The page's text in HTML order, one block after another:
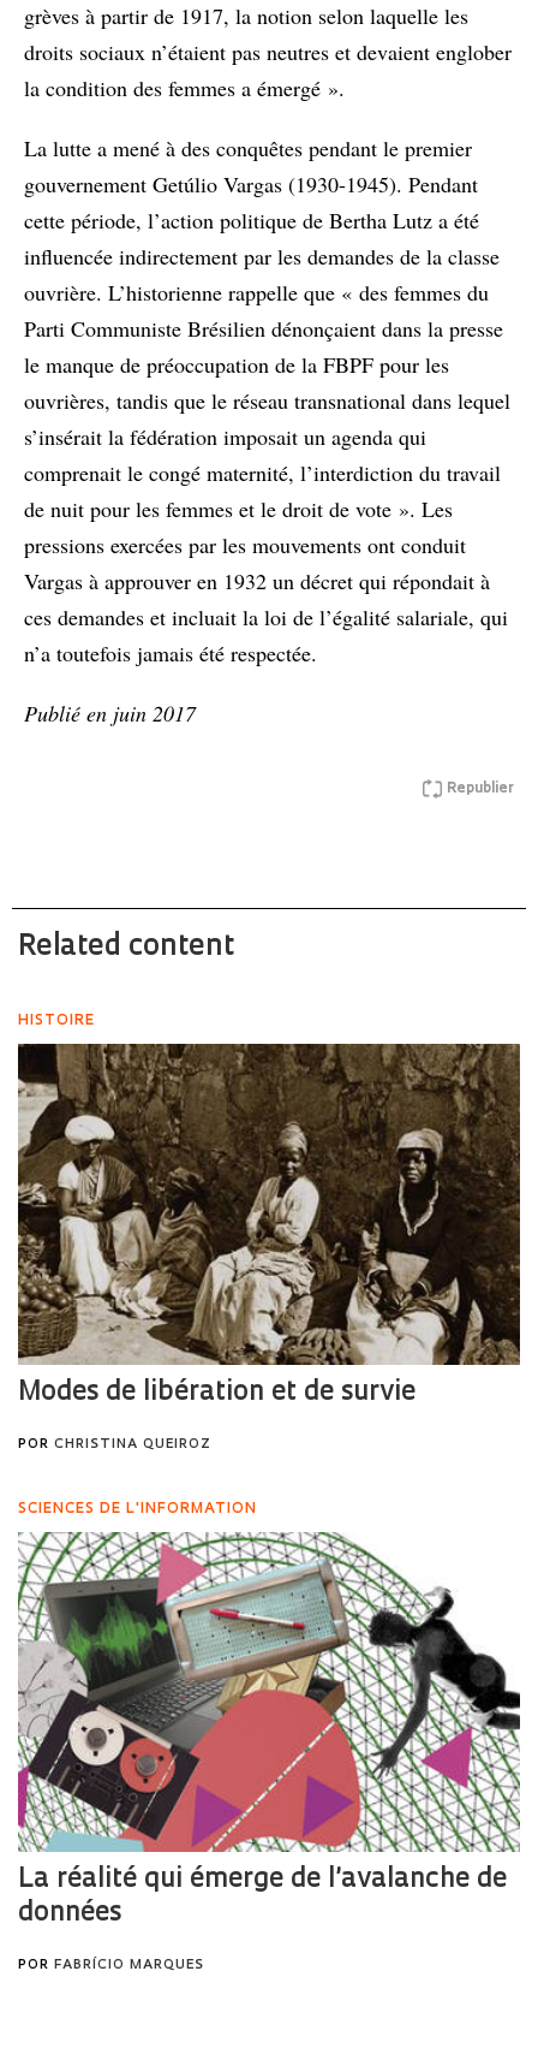
grèves à partir de 1917, la notion selon laquelle les
droits sociaux n’étaient pas neutres et devaient englober
la condition des femmes a émergé ».
La lutte a mené à des conquêtes pendant le premier
gouvernement Getúlio Vargas (1930-1945). Pendant
cette période, l’action politique de Bertha Lutz a été
influencée indirectement par les demandes de la classe
ouvrière. L’historienne rappelle que « des femmes du
Parti Communiste Brésilien dénonçaient dans la presse
le manque de préoccupation de la FBPF pour les
ouvrières, tandis que le réseau transnational dans lequel
s’insérait la fédération imposait un agenda qui
comprenait le congé maternité, l’interdiction du travail
de nuit pour les femmes et le droit de vote ». Les
pressions exercées par les mouvements ont conduit
Vargas à approuver en 1932 un décret qui répondait à
ces demandes et incluait la loi de l’égalité salariale, qui
n’a toutefois jamais été respectée.
Publié en juin 2017
Republier